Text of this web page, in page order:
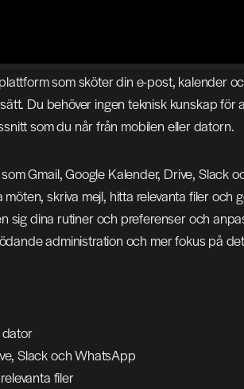
som sköter din e-post, kalender
Du behöver ingen teknisk kunskap för
som du når från mobilen eller datorn.
Gmail, Google Kalender, Drive, Slack
skriva mejl, hitta relevanta filer och
sig dina rutiner och preferenser och
administration och mer fokus på
Slack och WhatsApp
filer